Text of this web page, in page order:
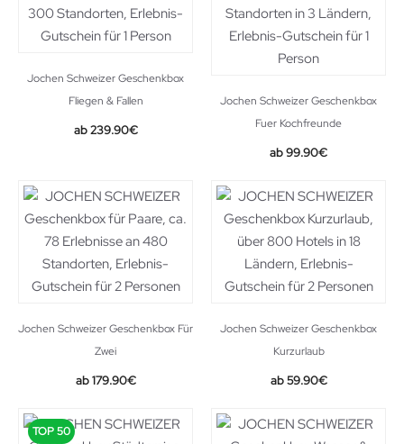
Jochen Schweizer Geschenkbox
Fliegen & Fallen
239.90€
Jochen Schweizer Geschenkbox
Fuer Kochfreunde
99.90€
Jochen Schweizer Geschenkbox Für
Zwei
179.90€
Jochen Schweizer Geschenkbox
Kurzurlaub
59.90€
TOP 50